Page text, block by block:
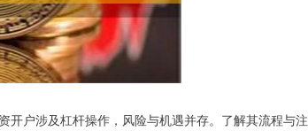
开户涉及杠杆操作，风险与机遇并存。了解其流程与注